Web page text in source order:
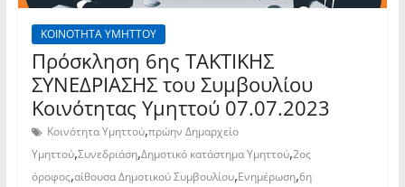
ΚΟΙΝΟΤΗΤΑ ΥΜΗΤΤΟΥ
Πρόσκληση 6ης TAKTIKHΣ
ΣΥΝΕΔΡΙΑΣΗΣ του Συμβουλίου
Κοινότητας Υμηττού 07.07.2023
Κοινότητα Υμηττού,πρώην Δημαρχείο
Υμηττού,Συνεδριάση,Δημοτικό κατάστημα Υμηττού,2ος
όροφος,αίθουσα Δημοτικού Συμβουλίου,Ενημέρωση,6η